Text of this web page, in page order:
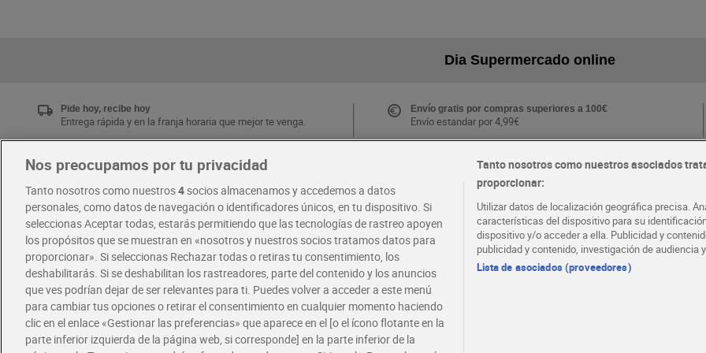
Dia Supermercado online
Pide hoy, recibe hoy
Entrega rápida y en la franja horaria que mejor te venga.
Envío gratis por compras superiores a 100€
Envío estandar por 4,99€
Disfruta las ventajas y ofertas exclusivas.
Descárgate la APP Dia
Folletos y Tiendas
cercana
RECETAS · COMER MEJOR CADA DIA · EMPLEO
Nos preocupamos por tu privacidad
Tanto nosotros como nuestros4socios almacenamos y accedemos a datos
personales, como datos de navegación o identificadores únicos, en tu dispositivo. Si
seleccionas Aceptar todas, estarás permitiendo que las tecnologías de rastreo apoyen
los propósitos que se muestran en «nosotros y nuestros socios tratamos datos para
proporcionar». Si seleccionas Rechazar todas o retiras tu consentimiento, los
deshabilitarás. Si se deshabilitan los rastreadores, parte del contenido y los anuncios
que ves podrían dejar de ser relevantes para ti. Puedes volver a acceder a este menú
para cambiar tus opciones o retirar el consentimiento en cualquier momento haciendo
clic en el enlace «Gestionar las preferencias» que aparece en el [o el ícono flotante en la
parte inferior izquierda de la página web, si corresponde] en la parte inferior de la
Tanto nosotros como nuestros asociados
proporcionar:
Utilizar datos de localización geográfica precisa.
características del dispositivo para su
dispositivo y/o acceder a ella. Publicidad y
publicidad y contenido, investigación de audiencia
Lista de asociados (proveedores)